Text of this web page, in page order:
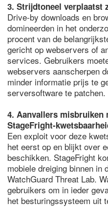
3. Strijdtoneel verplaatst
Drive-by downloads en
domineerden in het
procent van de
gericht op webservers of
services. Gebruikers
webservers aanscherpen
minder informatie prijs te
serversoftware te patchen.
4. Aanvallers misbruiken
StageFright-
Een exploit voor deze
het eerst op en blijkt over
beschikken. StageFright
mobiele dreiging binnen in
WatchGuard Threat Lab.
gebruikers om in ieder
het besturingssysteem uit